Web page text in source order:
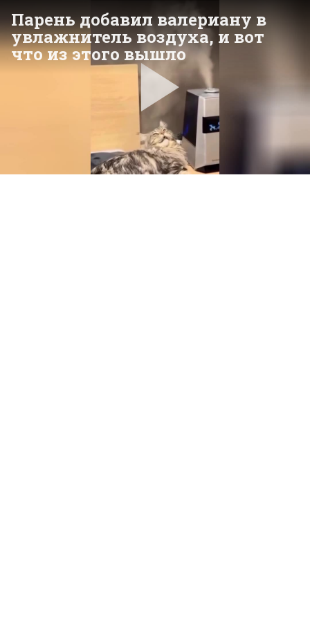
Парень добавил валериану в
увлажнитель воздуха, и вот
что из этого вышло